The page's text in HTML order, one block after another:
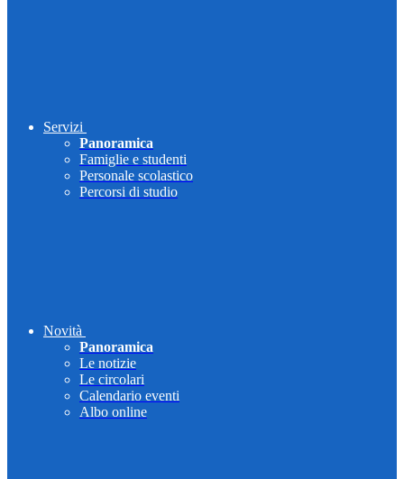
Servizi
Panoramica
Famiglie e studenti
Personale scolastico
Percorsi di studio
Novità
Panoramica
Le notizie
Le circolari
Calendario eventi
Albo online